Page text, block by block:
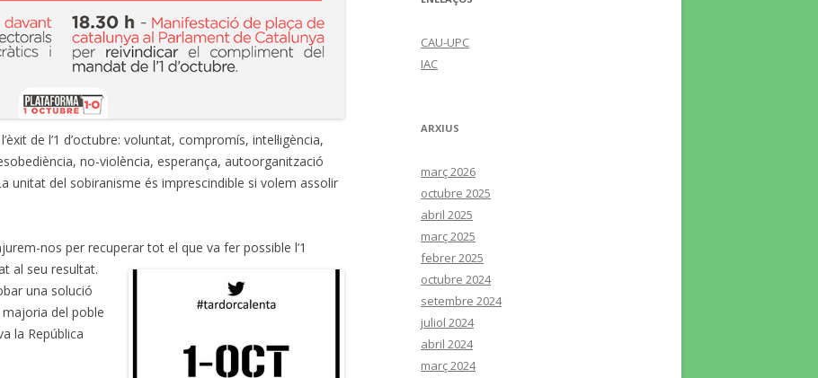
de l’1 d’octubre: voluntat, compromís, intel·ligència,
no-violència, esperança, autoorganització
unitat del sobiranisme és imprescindible si volem assolir
nos per recuperar tot el que va fer possible l’1
al seu resultat.
una solució
del poble
la República
CAU-UPC
IAC
ARXIUS
març 2026
octubre 2025
abril 2025
març 2025
febrer 2025
octubre 2024
setembre 2024
juliol 2024
abril 2024
març 2024